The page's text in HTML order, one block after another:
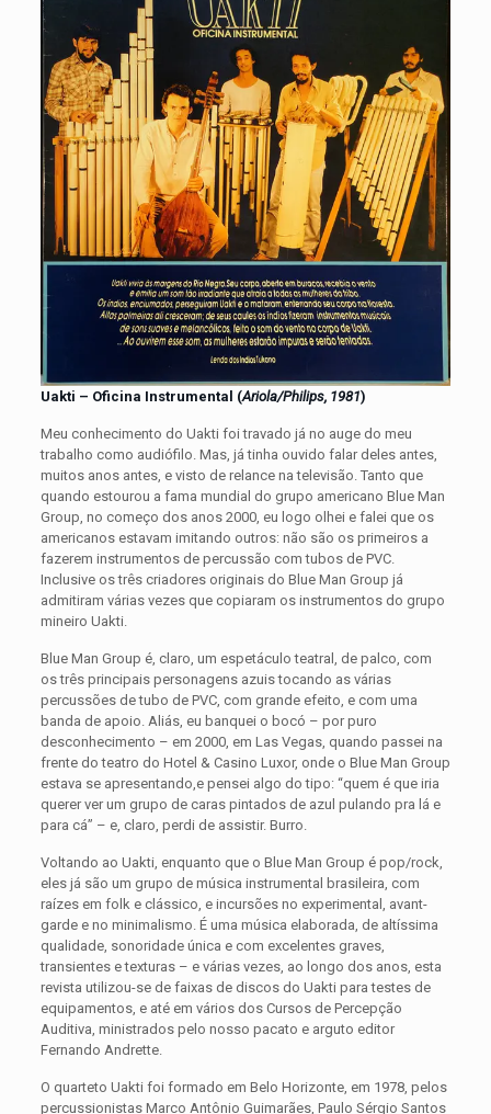
Uakti – Oficina Instrumental (Ariola/Philips, 1981)
Meu conhecimento do Uakti foi travado já no auge do meu
trabalho como audiófilo. Mas, já tinha ouvido falar deles antes,
muitos anos antes, e visto de relance na televisão. Tanto que
quando estourou a fama mundial do grupo americano Blue Man
Group, no começo dos anos 2000, eu logo olhei e falei que os
americanos estavam imitando outros: não são os primeiros a
fazerem instrumentos de percussão com tubos de PVC.
Inclusive os três criadores originais do Blue Man Group já
admitiram várias vezes que copiaram os instrumentos do grupo
mineiro Uakti.
Blue Man Group é, claro, um espetáculo teatral, de palco, com
os três principais personagens azuis tocando as várias
percussões de tubo de PVC, com grande efeito, e com uma
banda de apoio. Aliás, eu banquei o bocó – por puro
desconhecimento – em 2000, em Las Vegas, quando passei na
frente do teatro do Hotel & Casino Luxor, onde o Blue Man Group
estava se apresentando,e pensei algo do tipo: “quem é que iria
querer ver um grupo de caras pintados de azul pulando pra lá e
para cá” – e, claro, perdi de assistir. Burro.
Voltando ao Uakti, enquanto que o Blue Man Group é pop/rock,
eles já são um grupo de música instrumental brasileira, com
raízes em folk e clássico, e incursões no experimental, avant-
garde e no minimalismo. É uma música elaborada, de altíssima
qualidade, sonoridade única e com excelentes graves,
transientes e texturas – e várias vezes, ao longo dos anos, esta
revista utilizou-se de faixas de discos do Uakti para testes de
equipamentos, e até em vários dos Cursos de Percepção
Auditiva, ministrados pelo nosso pacato e arguto editor
Fernando Andrette.
O quarteto Uakti foi formado em Belo Horizonte, em 1978, pelos
percussionistas Marco Antônio Guimarães, Paulo Sérgio Santos